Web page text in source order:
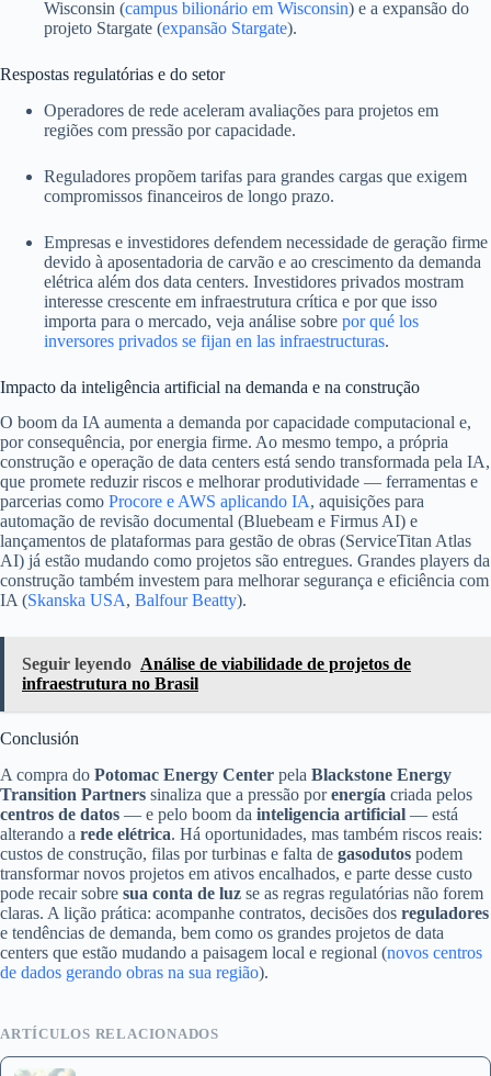
Wisconsin (campus bilionário em Wisconsin) e a expansão do
projeto Stargate (expansão Stargate).
Respostas regulatórias e do setor
Operadores de rede aceleram avaliações para projetos em
regiões com pressão por capacidade.
Reguladores propõem tarifas para grandes cargas que exigem
compromissos financeiros de longo prazo.
Empresas e investidores defendem necessidade de geração firme
devido à aposentadoria de carvão e ao crescimento da demanda
elétrica além dos data centers. Investidores privados mostram
interesse crescente em infraestrutura crítica e por que isso
importa para o mercado, veja análise sobre por qué los
inversores privados se fijan en las infraestructuras.
Impacto da inteligência artificial na demanda e na construção
O boom da IA aumenta a demanda por capacidade computacional e,
por consequência, por energia firme. Ao mesmo tempo, a própria
construção e operação de data centers está sendo transformada pela IA,
que promete reduzir riscos e melhorar produtividade — ferramentas e
parcerias como Procore e AWS aplicando IA, aquisições para
automação de revisão documental (Bluebeam e Firmus AI) e
lançamentos de plataformas para gestão de obras (ServiceTitan Atlas
AI) já estão mudando como projetos são entregues. Grandes players da
construção também investem para melhorar segurança e eficiência com
IA (Skanska USA, Balfour Beatty).
Seguir leyendo Análise de viabilidade de projetos de
infraestrutura no Brasil
Conclusión
A compra do Potomac Energy Center pela Blackstone Energy
Transition Partners sinaliza que a pressão porenergía criada pelos
centros de datos — e pelo boom da inteligencia artificial — está
alterando a rede elétrica. Há oportunidades, mas também riscos reais:
custos de construção, filas por turbinas e falta de gasodutos podem
transformar novos projetos em ativos encalhados, e parte desse custo
pode recair sobre sua conta de luz se as regras regulatórias não forem
claras. A lição prática: acompanhe contratos, decisões dos reguladores
e tendências de demanda, bem como os grandes projetos de data
centers que estão mudando a paisagem local e regional (novos centros
de dados gerando obras na sua região).
ARTÍCULOS RELACIONADOS